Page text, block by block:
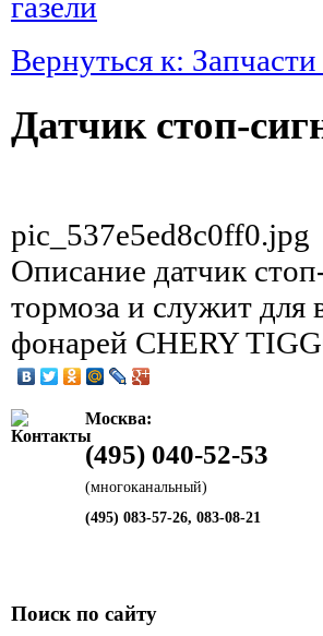
Вернуться к:
Датчик стоп-
pic_537e5ed8c0ff0.jpg
Описание датчик
тормоза и служит для
фонарей CHERY
Москва:
(495) 040-52-53
(многоканальный)
(495) 083-57-26, 083-08-21
Поиск по сайту